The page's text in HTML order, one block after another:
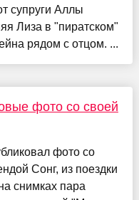
супруги Аллы
Лиза в "пиратском"
рядом с отцом. ...
фото со своей
фото со
Сонг, из поездки
снимках пара